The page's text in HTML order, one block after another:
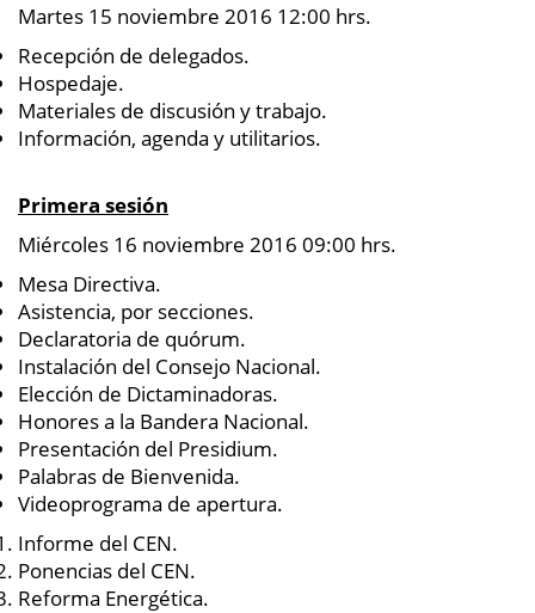
Martes 15 noviembre 2016 12:00 hrs.
Recepción de delegados.
Hospedaje.
Materiales de discusión y trabajo.
Información, agenda y utilitarios.
Primera sesión
Miércoles 16 noviembre 2016 09:00 hrs.
Mesa Directiva.
Asistencia, por secciones.
Declaratoria de quórum.
Instalación del Consejo Nacional.
Elección de Dictaminadoras.
Honores a la Bandera Nacional.
Presentación del Presidium.
Palabras de Bienvenida.
Videoprograma de apertura.
Informe del CEN.
Ponencias del CEN.
Reforma Energética.